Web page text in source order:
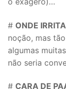
# ONDE IRRITA
noção, mas
algumas
não seria
# CARA DE